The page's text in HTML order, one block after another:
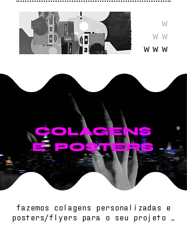
w
ww
www
COLAGENS
E POSTERS
fazemos colagens personalizadas e
posters/flyers para o seu projeto _